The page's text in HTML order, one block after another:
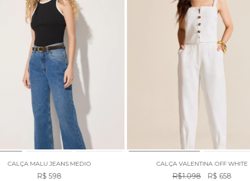
CALÇA MALU JEANS MEDIO
R$ 598
CALÇA VALENTINA OFF WHITE
R$1.098 R$ 658